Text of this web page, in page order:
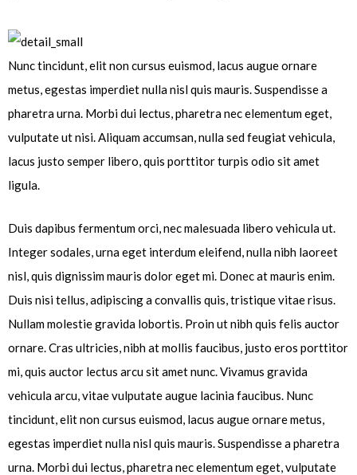
Nunc tincidunt, elit non cursus euismod, lacus augue ornare
metus, egestas imperdiet nulla nisl quis mauris. Suspendisse a
pharetra urna. Morbi dui lectus, pharetra nec elementum eget,
vulputate ut nisi. Aliquam accumsan, nulla sed feugiat vehicula,
lacus justo semper libero, quis porttitor turpis odio sit amet
ligula.
Duis dapibus fermentum orci, nec malesuada libero vehicula ut.
Integer sodales, urna eget interdum eleifend, nulla nibh laoreet
nisl, quis dignissim mauris dolor eget mi. Donec at mauris enim.
Duis nisi tellus, adipiscing a convallis quis, tristique vitae risus.
Nullam molestie gravida lobortis. Proin ut nibh quis felis auctor
ornare. Cras ultricies, nibh at mollis faucibus, justo eros porttitor
mi, quis auctor lectus arcu sit amet nunc. Vivamus gravida
vehicula arcu, vitae vulputate augue lacinia faucibus. Nunc
tincidunt, elit non cursus euismod, lacus augue ornare metus,
egestas imperdiet nulla nisl quis mauris. Suspendisse a pharetra
urna. Morbi dui lectus, pharetra nec elementum eget, vulputate